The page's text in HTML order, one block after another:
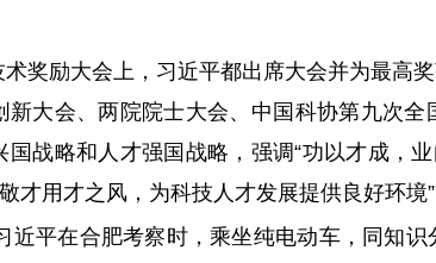
励大会上，习近平都出席大会并为最高奖
新大会、两院院士大会、中国科协第九次
战略和人才强国战略，强调“功以才成，
才用才之风，为科技人才发展提供良好环境”
平在合肥考察时，乘坐纯电动车，同知识